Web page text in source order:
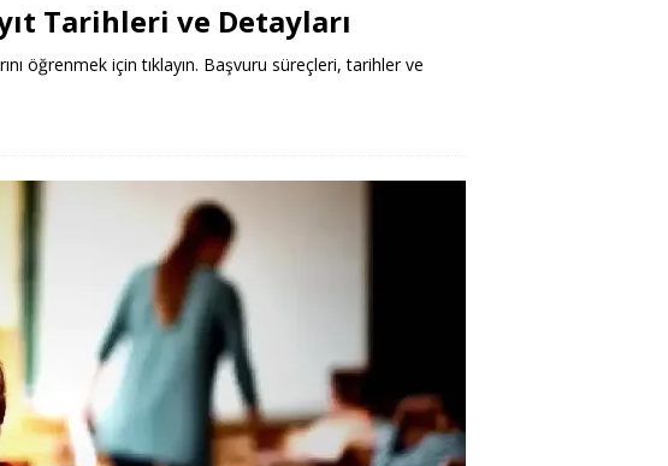
Tarihleri ve Detayları
öğrenmek için tıklayın. Başvuru süreçleri, tarihler ve